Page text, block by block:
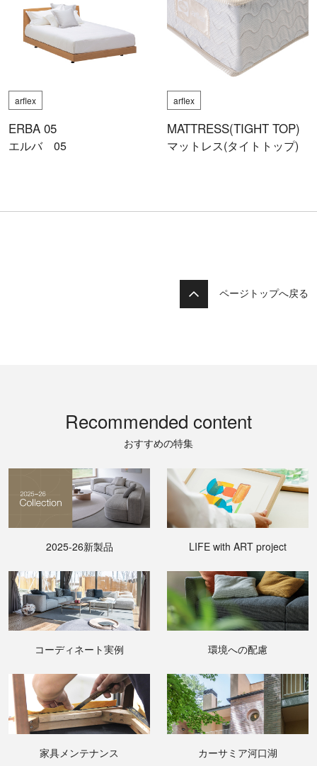
arflex
ERBA 05
エルバ 05
arflex
MATTRESS(TIGHT TOP)
マットレス(タイトトップ)
ページトップへ戻る
Recommended content
おすすめの特集
2025-26新製品 LIFE with ART project
コーディネート実例 環境への配慮
家具メンテナンス カーサミア河口湖